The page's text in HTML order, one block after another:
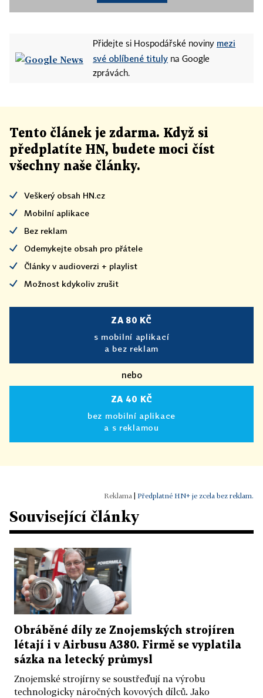
Přidejte si Hospodářské noviny mezi
své oblíbené tituly na Google
zprávách.
Tento článek je zdarma. Když si
předplatíte HN, budete moci číst
všechny naše články.
Veškerý obsah HN.cz
Mobilní aplikace
Bez reklam
Odemykejte obsah pro přátele
Články v audioverzi + playlist
Možnost kdykoliv zrušit
ZA 80 KČ
s mobilní aplikací
a bez reklam
nebo
ZA 40 KČ
bez mobilní aplikace
a s reklamou
Předplatné HN+ je zcela bez reklam.
Související články
Obráběné díly ze Znojemských strojíren
létají i v Airbusu A380. Firmě se vyplatila
sázka na letecký průmysl
Znojemské strojírny se soustřeďují na výrobu
technologicky náročných kovových dílců. Jako